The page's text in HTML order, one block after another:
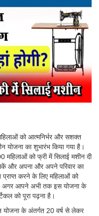
को आत्मनिर्भर और सशक्त
योजना का शुभारंभ किया गया है।
को फ्री में सिलाई मशीन दी
और अपना और अपने परिवार का
करने के लिए महिलाओं को
अगर आपने अभी तक इस योजना के
को पूरा पढ़ना है।
योजना के अंतर्गत 20 वर्ष से लेकर